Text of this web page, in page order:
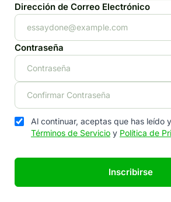
Dirección de Correo Electrónico
Contraseña
Al continuar, aceptas que has leído
Términos de Servicio y Política de
Inscribirse